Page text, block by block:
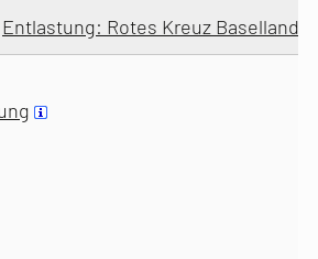
Entlastung: Rotes Kreuz Baselland